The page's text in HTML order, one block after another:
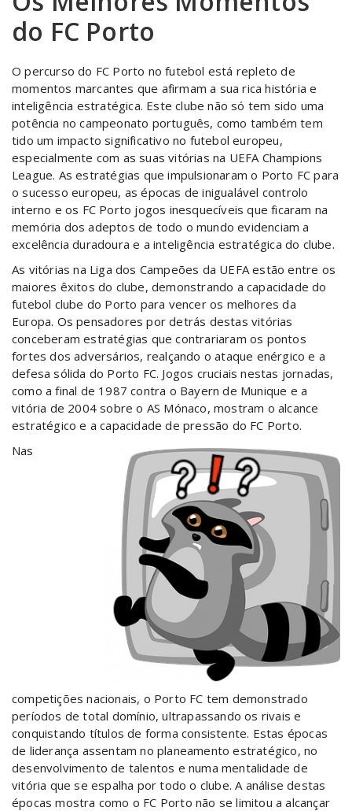
do FC Porto
O percurso do FC Porto no futebol está repleto de
momentos marcantes que afirmam a sua rica história e
inteligência estratégica. Este clube não só tem sido uma
potência no campeonato português, como também tem
tido um impacto significativo no futebol europeu,
especialmente com as suas vitórias na UEFA Champions
League. As estratégias que impulsionaram o Porto FC para
o sucesso europeu, as épocas de inigualável controlo
interno e os FC Porto jogos inesquecíveis que ficaram na
memória dos adeptos de todo o mundo evidenciam a
excelência duradoura e a inteligência estratégica do clube.
As vitórias na Liga dos Campeões da UEFA estão entre os
maiores êxitos do clube, demonstrando a capacidade do
futebol clube do Porto para vencer os melhores da
Europa. Os pensadores por detrás destas vitórias
conceberam estratégias que contrariaram os pontos
fortes dos adversários, realçando o ataque enérgico e a
defesa sólida do Porto FC. Jogos cruciais nestas jornadas,
como a final de 1987 contra o Bayern de Munique e a
vitória de 2004 sobre o AS Mónaco, mostram o alcance
estratégico e a capacidade de pressão do FC Porto.
Nas
competições nacionais, o Porto FC tem demonstrado
períodos de total domínio, ultrapassando os rivais e
conquistando títulos de forma consistente. Estas épocas
de liderança assentam no planeamento estratégico, no
desenvolvimento de talentos e numa mentalidade de
vitória que se espalha por todo o clube. A análise destas
épocas mostra como o FC Porto não se limitou a alcançar